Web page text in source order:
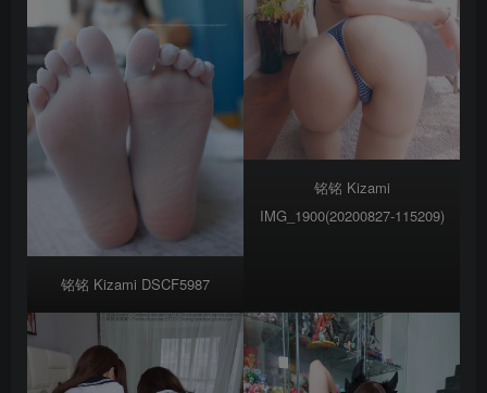
铭铭 Kizami DSCF5987
铭铭 Kizami
IMG_1900(20200827-115209)